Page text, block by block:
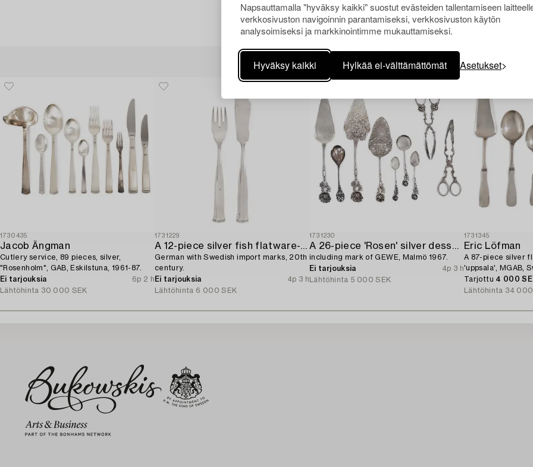
Napsauttamalla "hyväksy kaikki" suostut evästeiden tallentamiseen
verkkosivuston navigoinnin parantamiseksi, verkkosivuston käytön
analysoimiseksi ja markkinointimme mukauttamiseksi.
Hyväksy kaikki Hylkää ei-välttämättömät Asetukset
Muiden katsomia kohteita
1730435
Jacob Ängman
Cutlery service, 89 pieces, silver,
"Rosenholm", GAB, Eskilstuna, 1961-87.
Ei tarjouksia
6p 2 h
Lähtöhinta 30 000 SEK
1731229
A 12-piece silver fish flatware-service,
German with Swedish import marks, 20th
century.
Ei tarjouksia
4p 3 h
Lähtöhinta 6 000 SEK
1731230
A 26-piece 'Rosen' silver dessert flatware-service,
including mark of GEWE, Malmö 1967.
Ei tarjouksia
4p 3 h
Lähtöhinta 5 000 SEK
1731345
Eric Löfman
A 87-piece silver
'uppsala', MGAB,
Tarjottu 4 000
Lähtöhinta 34 000